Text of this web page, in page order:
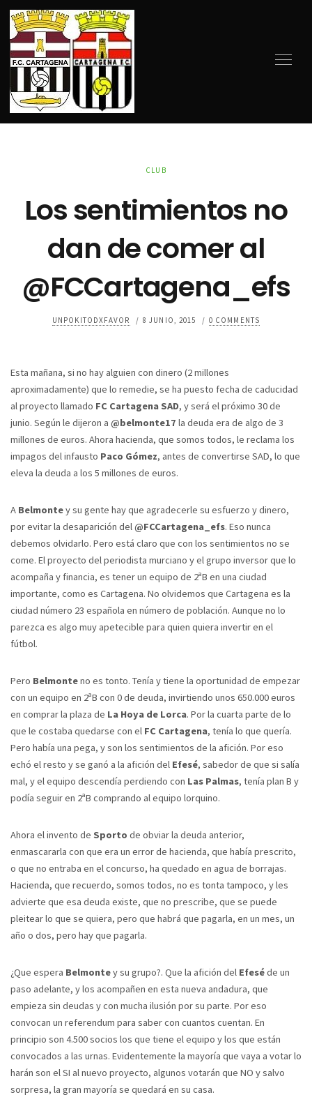
CLUB
Los sentimientos no
dan de comer al
@FCCartagena_efs
UNPOKITODXFAVOR / 8 JUNIO, 2015 / 0 COMMENTS
Esta mañana, si no hay alguien con dinero (2 millones
aproximadamente) que lo remedie, se ha puesto fecha de caducidad
al proyecto llamado FC Cartagena SAD, y será el próximo 30 de
junio. Según le dijeron a @belmonte17 la deuda era de algo de 3
millones de euros. Ahora hacienda, que somos todos, le reclama los
impagos del infausto Paco Gómez, antes de convertirse SAD, lo que
eleva la deuda a los 5 millones de euros.
A Belmontey su gente hay que agradecerle su esfuerzo y dinero,
por evitar la desaparición del@FCCartagena_efs. Eso nunca
debemos olvidarlo. Pero está claro que con los sentimientos no se
come. El proyecto del periodista murciano y el grupo inversor que lo
acompaña y financia, es tener un equipo de 2ªB en una ciudad
importante, como es Cartagena. No olvidemos que Cartagena es la
ciudad número 23 española en número de población. Aunque no lo
parezca es algo muy apetecible para quien quiera invertir en el
fútbol.
Pero Belmonteno es tonto. Tenía y tiene la oportunidad de empezar
con un equipo en 2ªB con 0 de deuda, invirtiendo unos 650.000 euros
en comprar la plaza de La Hoya de Lorca. Por la cuarta parte de lo
que le costaba quedarse con el FC Cartagena, tenía lo que quería.
Pero había una pega, y son los sentimientos de la afición. Por eso
echó el resto y se ganó a la afición del Efesé, sabedor de que si salía
mal, y el equipo descendía perdiendo con Las Palmas, tenía plan B y
podía seguir en 2ªB comprando al equipo lorquino.
Ahora el invento de Sporto de obviar la deuda anterior,
enmascararla con que era un error de hacienda, que había prescrito,
o que no entraba en el concurso, ha quedado en agua de borrajas.
Hacienda, que recuerdo, somos todos, no es tonta tampoco, y les
advierte que esa deuda existe, que no prescribe, que se puede
pleitear lo que se quiera, pero que habrá que pagarla, en un mes, un
año o dos, pero hay que pagarla.
¿Que espera Belmontey su grupo?. Que la afición del Efeséde un
paso adelante, y los acompañen en esta nueva andadura, que
empieza sin deudas y con mucha ilusión por su parte. Por eso
convocan un referendum para saber con cuantos cuentan. En
principio son 4.500 socios los que tiene el equipo y los que están
convocados a las urnas. Evidentemente la mayoría que vaya a votar lo
harán son el SI al nuevo proyecto, algunos votarán que NO y salvo
sorpresa, la gran mayoría se quedará en su casa.